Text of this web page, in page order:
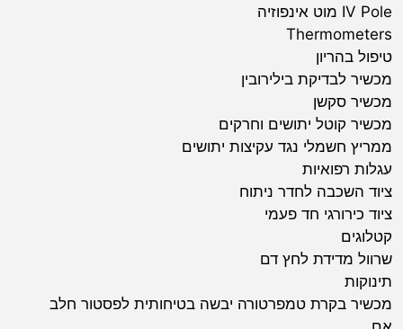
IV Pole מוט אינפוזיה
Thermometers
טיפול בהריון
מכשיר לבדיקת בילירובין
מכשיר סקשן
מכשיר קוטל יתושים וחרקים
ממריץ חשמלי נגד עקיצות יתושים
עגלות רפואיות
ציוד השכבה לחדר ניתוח
ציוד כירורגי חד פעמי
קטלוגים
שרוול מדידת לחץ דם
תינוקות
מכשיר בקרת טמפרטורה יבשה בטיחותית לפסטור חלב